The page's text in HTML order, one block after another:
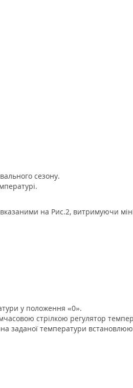
сезону.
на Рис.2, витримуючи
у положення «0».
стрілкою регулятор
заданої температури